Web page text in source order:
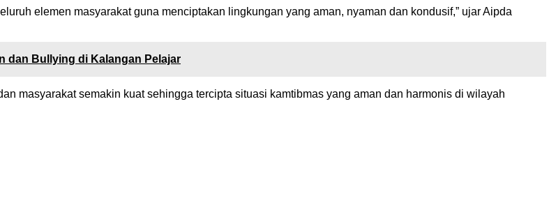
elemen masyarakat guna menciptakan lingkungan yang aman, nyaman dan kondusif,” ujar Aipda
dan Bullying di Kalangan Pelajar
masyarakat semakin kuat sehingga tercipta situasi kamtibmas yang aman dan harmonis di wilayah